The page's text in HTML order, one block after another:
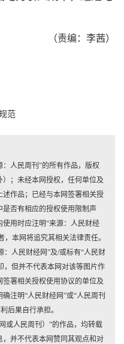
（责编：李茜）
范
：人民周刊”的所有作品，版权
；未经本网授权，任何单位及
作品；已经与本网签署相关授
否有相应的授权使用限制声
用时应注明“来源：人民财经
，本网将追究其相关法律责任。
：人民财经网”及/或标有“人民财
，但并不代表本网对该等图片作
署相关授权使用协议的单位及
注明“人民财经网”或“人民周刊
后果自行承担。
或人民周刊）”的作品，均转载
，并不代表本网赞同其观点和对